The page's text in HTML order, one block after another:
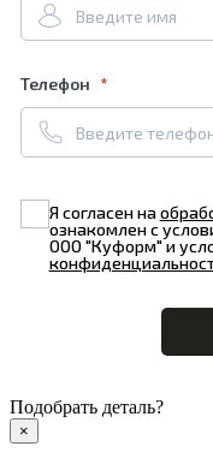
Телефон
Я согласен на
ознакомлен с
ООО "Куформ" и
Подобрать деталь?
×